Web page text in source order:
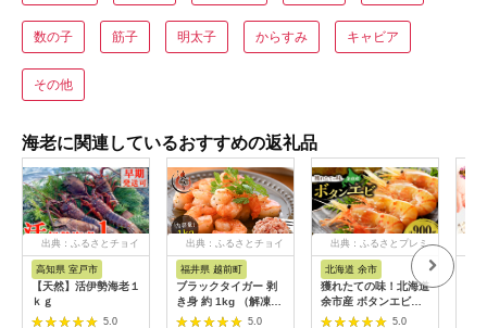
数の子 筋子 明太子 からすみ キャビア
その他
海老に関連しているおすすめの返礼品
出典：ふるさとチョイ
ス
高知県 室戸市
【天然】活伊勢海老１
ｋｇ
5.0
出典：ふるさとチョイ
ス
福井県 越前町
ブラックタイガー 剥
き身 約 1kg （解凍後
850g前後） 【海老 え
5.0
出典：ふるさとプレミ
アム
北海道 余市
獲れたての味！北海道
余市産 ボタンエビ
900g 300g×3パック
5.0